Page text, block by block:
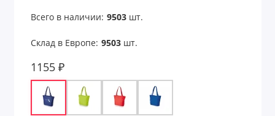
Всего в наличии: 9503шт.
Склад в Европе: 9503шт.
1155 ₽